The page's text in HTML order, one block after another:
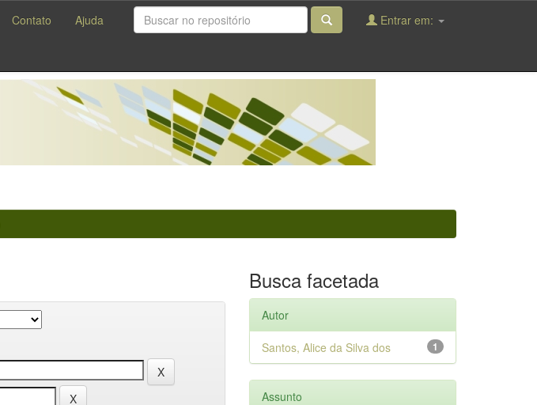
Contato Ajuda Entrar em:
Busca facetada
Autor
1
Santos, Alice da Silva dos
Assunto